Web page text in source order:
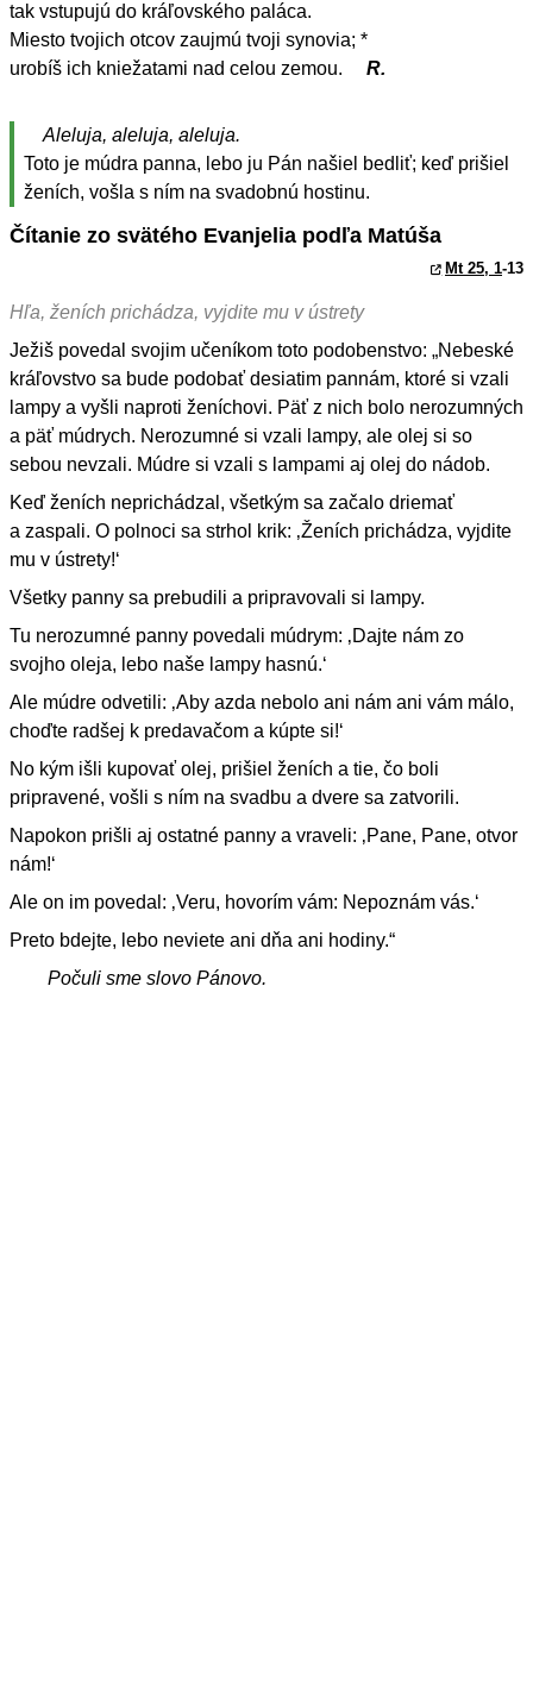
tak vstupujú do kráľovského paláca.
Miesto tvojich otcov zaujmú tvoji synovia; *
urobíš ich kniežatami nad celou zemou.
R.
Aleluja, aleluja, aleluja.
Toto je múdra panna, lebo ju Pán našiel bedliť; keď prišiel
ženích, vošla s ním na svadobnú hostinu.
Čítanie zo svätého Evanjelia podľa Matúša
Mt 25, 1-13
Hľa, ženích prichádza, vyjdite mu v ústrety
Ježiš povedal svojim učeníkom toto podobenstvo: „Nebeské
kráľovstvo sa bude podobať desiatim pannám, ktoré si vzali
lampy a vyšli naproti ženíchovi. Päť z nich bolo nerozumných
a päť múdrych. Nerozumné si vzali lampy, ale olej si so
sebou nevzali. Múdre si vzali s lampami aj olej do nádob.
Keď ženích neprichádzal, všetkým sa začalo driemať
a zaspali. O polnoci sa strhol krik: ‚Ženích prichádza, vyjdite
mu v ústrety!‘
Všetky panny sa prebudili a pripravovali si lampy.
Tu nerozumné panny povedali múdrym: ‚Dajte nám zo
svojho oleja, lebo naše lampy hasnú.‘
Ale múdre odvetili: ‚Aby azda nebolo ani nám ani vám málo,
choďte radšej k predavačom a kúpte si!‘
No kým išli kupovať olej, prišiel ženích a tie, čo boli
pripravené, vošli s ním na svadbu a dvere sa zatvorili.
Napokon prišli aj ostatné panny a vraveli: ‚Pane, Pane, otvor
nám!‘
Ale on im povedal: ‚Veru, hovorím vám: Nepoznám vás.‘
Preto bdejte, lebo neviete ani dňa ani hodiny.“
Počuli sme slovo Pánovo.